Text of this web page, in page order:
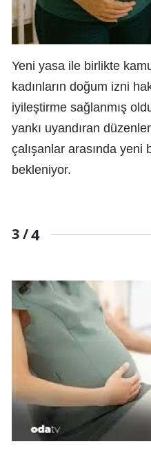
Yeni yasa ile birlikte
kadınların doğum izni
iyileştirme sağlanmış
yankı uyandıran
çalışanlar arasında yeni
bekleniyor.
3 /4